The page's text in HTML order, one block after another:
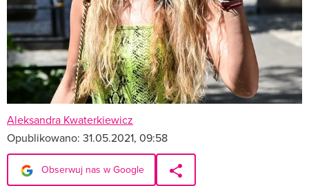
Aleksandra Kwaterkiewicz
Opublikowano: 31.05.2021, 09:58
Obserwuj nas w Google